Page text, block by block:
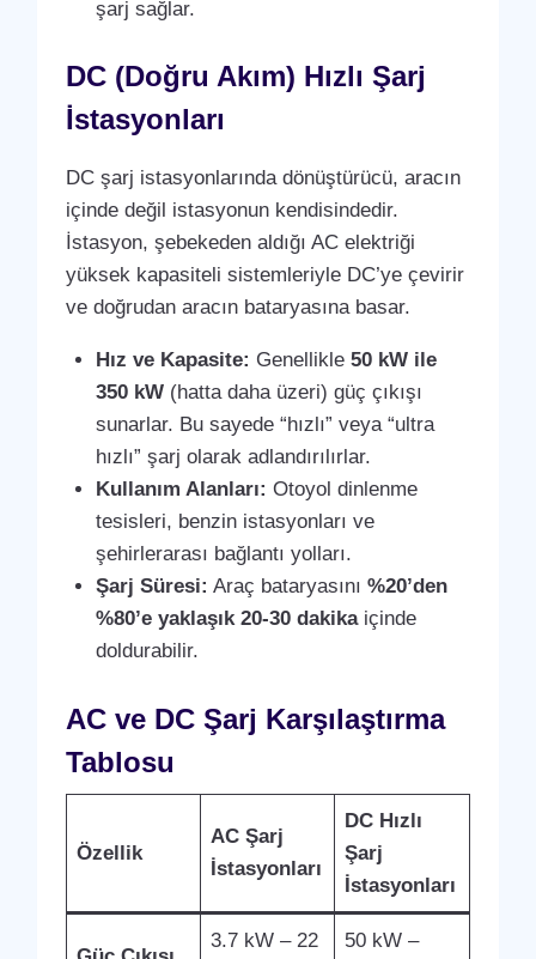
şarj sağlar.
DC (Doğru Akım) Hızlı Şarj
İstasyonları
DC şarj istasyonlarında dönüştürücü, aracın
içinde değil istasyonun kendisindedir.
İstasyon, şebekeden aldığı AC elektriği
yüksek kapasiteli sistemleriyle DC’ye çevirir
ve doğrudan aracın bataryasına basar.
Hız ve Kapasite: Genellikle50 kW ile
350 kW (hatta daha üzeri) güç çıkışı
sunarlar. Bu sayede “hızlı” veya “ultra
hızlı” şarj olarak adlandırılırlar.
Kullanım Alanları: Otoyol dinlenme
tesisleri, benzin istasyonları ve
şehirlerarası bağlantı yolları.
Şarj Süresi: Araç bataryasını%20’den
%80’e yaklaşık 20-30 dakikaiçinde
doldurabilir.
AC ve DC Şarj Karşılaştırma
Tablosu
Özellik
AC Şarj
İstasyonları
DC Hızlı
Şarj
İstasyonları
3.7 kW – 22 50 kW –